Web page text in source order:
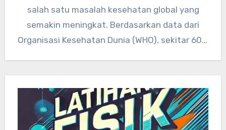
salah satu masalah kesehatan global yang
semakin meningkat. Berdasarkan data dari
Organisasi Kesehatan Dunia (WHO), sekitar 60%